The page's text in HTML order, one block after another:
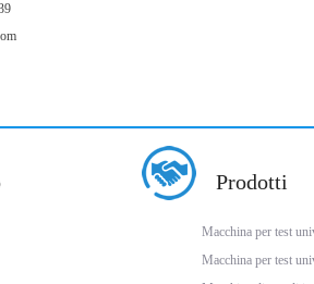
Prodotti
Macchina per test
Macchina per test